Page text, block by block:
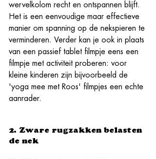
wervelkolom recht en ontspannen blijft.
Het is een eenvoudige maar effectieve
manier om spanning op de nekspieren te
verminderen. Verder kan je ook in plaats
van een passief tablet filmpje eens een
filmpje met activiteit proberen: voor
kleine kinderen zijn bijvoorbeeld de
'yoga mee met Roos' filmpjes een echte
aanrader.
2. Zware rugzakken belasten
de nek